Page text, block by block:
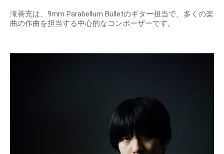
滝善充は、9mm Parabellum Bulletのギター担当で、多くの楽
曲の作曲を担当する中心的なコンポーザーです。